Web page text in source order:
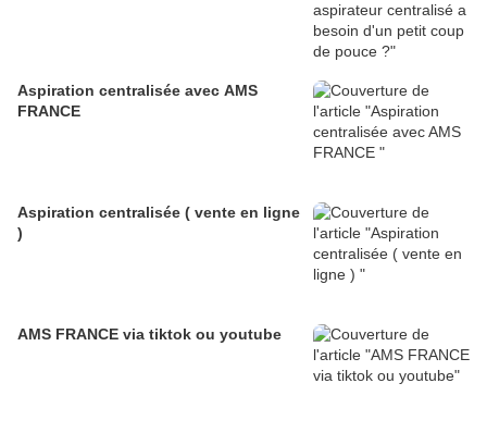
Aspiration centralisée avec AMS
FRANCE
Aspiration centralisée ( vente en ligne
)
AMS FRANCE via tiktok ou youtube